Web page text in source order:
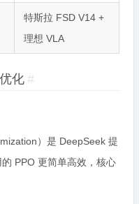
特斯拉 FSD V14 +
理想 VLA
化#
）是 DeepSeek 提
PPO 更简单高效，核心